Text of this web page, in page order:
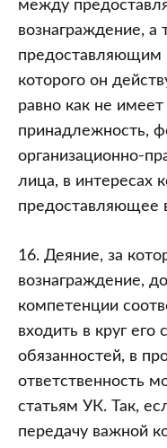
между
вознаграждение,
предоставляющим
которого он
равно как не
принадлежность,
организационно-
лица, в интересах
предоставляющее
16. Деяние, за
вознаграждение,
компетенции
входить в круг
обязанностей, в
ответственность
статьям УК. Так,
передачу важной